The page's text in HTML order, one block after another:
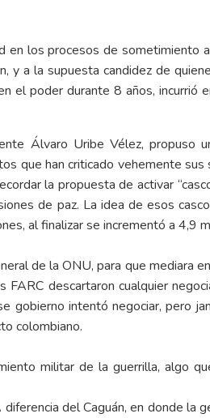
los procesos de sometimiento
y a la supuesta candidez de
el poder durante 8 años, incurrió
Álvaro Uribe Vélez, propuso
que han criticado vehemente sus
la propuesta de activar
de paz. La idea de esos
al finalizar se incrementó a 4,9
de la ONU, para que mediara
descartaron cualquier
gobierno intentó negociar, pero
colombiano.
militar de la guerrilla, algo
del Caguán, en donde la